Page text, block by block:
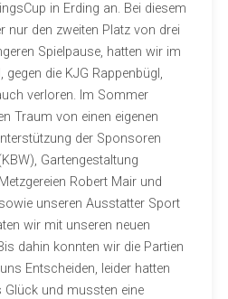
in Erding an. Bei diesem
nur den zweiten Platz von drei
Spielpause, hatten wir im
die KJG Rappenbügl,
verloren. Im Sommer
Traum von einen eigenen
der Sponsoren
Gartengestaltung
Robert Mair und
unseren Ausstatter Sport
wir mit unseren neuen
dahin konnten wir die Partien
Entscheiden, leider hatten
und mussten eine